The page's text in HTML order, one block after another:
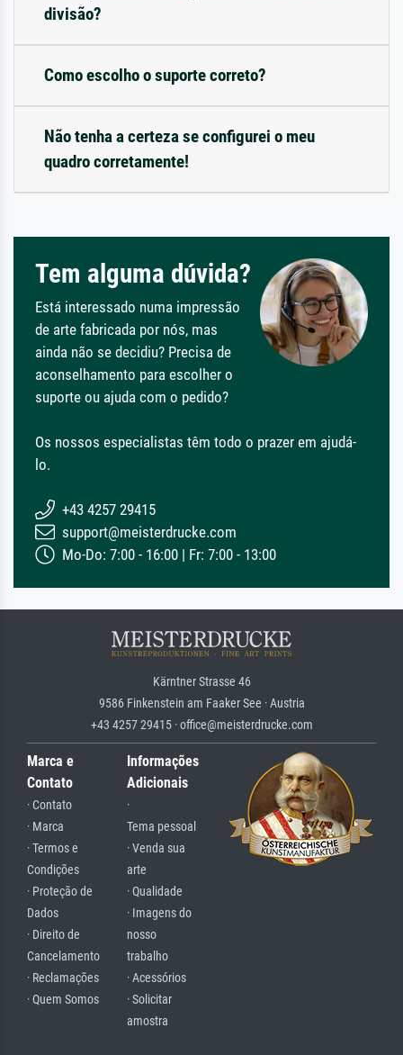
divisão?
Como escolho o suporte correto?
Não tenha a certeza se configurei o meu
quadro corretamente!
Tem alguma dúvida?
Está interessado numa impressão
de arte fabricada por nós, mas
ainda não se decidiu? Precisa de
aconselhamento para escolher o
suporte ou ajuda com o pedido?
Os nossos especialistas têm todo o prazer em ajudá-
lo.
+43 4257 29415
support@meisterdrucke.com
Mo-Do: 7:00 - 16:00 | Fr: 7:00 - 13:00
Kärntner Strasse 46
9586 Finkenstein am Faaker See · Austria
+43 4257 29415 · office@meisterdrucke.com
Marca e
Contato
· Contato
· Marca
· Termos e
Condições
· Proteção de
Dados
· Direito de
Cancelamento
· Reclamações
· Quem Somos
Informações
Adicionais
·
Tema pessoal
· Venda sua
arte
· Qualidade
· Imagens do
nosso
trabalho
· Acessórios
· Solicitar
amostra